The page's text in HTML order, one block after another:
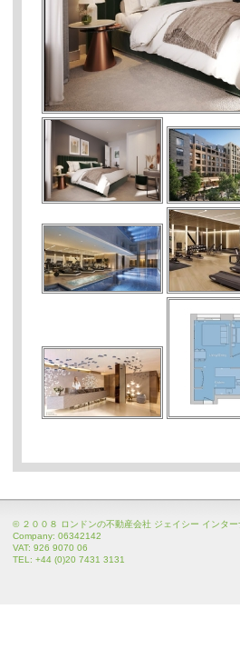
© ２００８ ロンドンの不動産会社 ジェイシー インタ
Company: 06342142
VAT: 926 9070 06
TEL: +44 (0)20 7431 3131